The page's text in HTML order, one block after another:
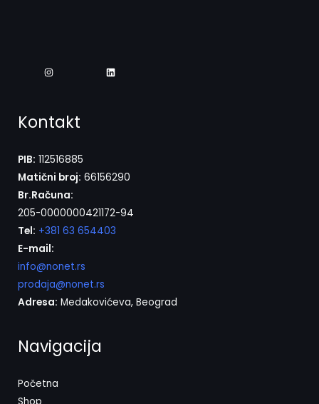
Kontakt
PIB: 112516885
Matični broj: 66156290
Br.Računa:
205-0000000421172-94
Tel: +381 63 654403
E-mail:
info@nonet.rs
prodaja@nonet.rs
Adresa: Medakovićeva, Beograd
Navigacija
Početna
Shop